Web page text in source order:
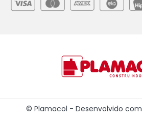
© Plamacol - Desenvolvido com